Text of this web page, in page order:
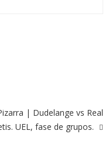
| Dudelange vs Real
UEL, fase de grupos.